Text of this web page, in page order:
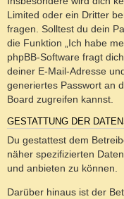
Limited oder ein Dritter
fragen. Solltest du dein
die Funktion „Ich habe
phpBB-Software fragt
deiner E-Mail-Adresse
generiertes Passwort an
Board zugreifen kannst.
GESTATTUNG DER
Du gestattest dem
näher spezifizierten
und anbieten zu können.
Darüber hinaus ist der